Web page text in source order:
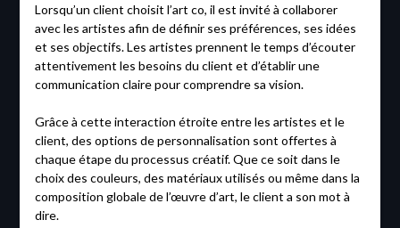
Lorsqu’un client choisit l’art co, il est invité à collaborer
avec les artistes afin de définir ses préférences, ses idées
et ses objectifs. Les artistes prennent le temps d’écouter
attentivement les besoins du client et d’établir une
communication claire pour comprendre sa vision.
Grâce à cette interaction étroite entre les artistes et le
client, des options de personnalisation sont offertes à
chaque étape du processus créatif. Que ce soit dans le
choix des couleurs, des matériaux utilisés ou même dans la
composition globale de l’œuvre d’art, le client a son mot à
dire.